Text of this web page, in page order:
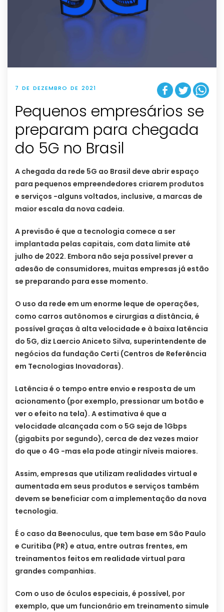
7 DE DEZEMBRO DE 2021
Pequenos empresários se
preparam para chegada
do 5G no Brasil
A chegada da rede 5G ao Brasil deve abrir espaço
para pequenos empreendedores criarem produtos
e serviços -alguns voltados, inclusive, a marcas de
maior escala da nova cadeia.
A previsão é que a tecnologia comece a ser
implantada pelas capitais, com data limite até
julho de 2022. Embora não seja possível prever a
adesão de consumidores, muitas empresas já estão
se preparando para esse momento.
O uso da rede em um enorme leque de operações,
como carros autônomos e cirurgias a distância, é
possível graças à alta velocidade e à baixa latência
do 5G, diz Laercio Aniceto Silva, superintendente de
negócios da fundação Certi (Centros de Referência
em Tecnologias Inovadoras).
Latência é o tempo entre envio e resposta de um
acionamento (por exemplo, pressionar um botão e
ver o efeito na tela). A estimativa é que a
velocidade alcançada com o 5G seja de 1Gbps
(gigabits por segundo), cerca de dez vezes maior
do que o 4G -mas ela pode atingir níveis maiores.
Assim, empresas que utilizam realidades virtual e
aumentada em seus produtos e serviços também
devem se beneficiar com a implementação da nova
tecnologia.
É o caso da Beenoculus, que tem base em São Paulo
e Curitiba (PR) e atua, entre outras frentes, em
treinamentos feitos em realidade virtual para
grandes companhias.
Com o uso de óculos especiais, é possível, por
exemplo, que um funcionário em treinamento simule